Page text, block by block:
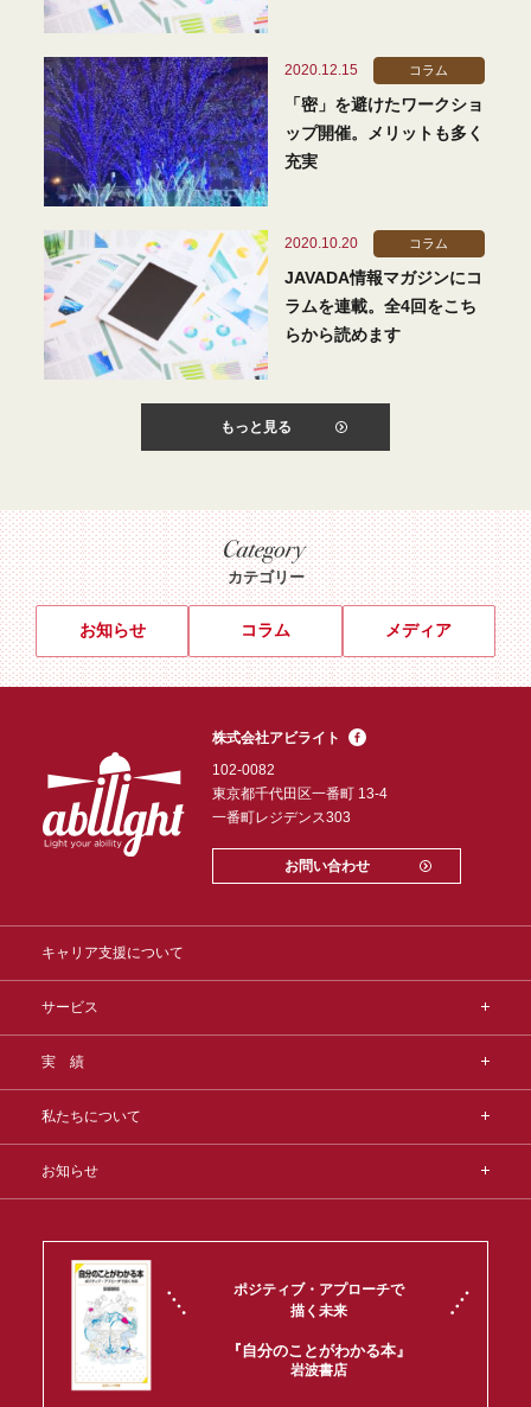
2020.12.15 コラム
「密」を避けたワークショ
ップ開催。メリットも多く
充実
2020.10.20 コラム
JAVADA情報マガジンにコ
ラムを連載。全4回をこち
らから読めます
もっと見る
カテゴリー
お知らせ コラム メディア
株式会社アビライト
102-0082
東京都千代田区一番町 13-4
一番町レジデンス303
お問い合わせ
キャリア支援について
サービス
実 績
私たちについて
お知らせ
ポジティブ・アプローチで
描く未来
『自分のことがわかる本』
岩波書店